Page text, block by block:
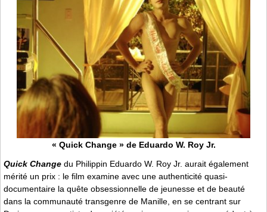
« Quick Change » de Eduardo W. Roy Jr.
Quick Change du Philippin Eduardo W. Roy Jr. aurait également
mérité un prix : le film examine avec une authenticité quasi-
documentaire la quête obsessionnelle de jeunesse et de beauté
dans la communauté transgenre de Manille, en se centrant sur